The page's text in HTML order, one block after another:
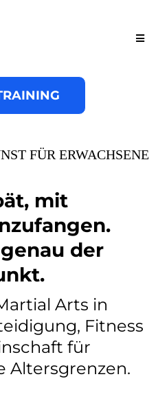
FÜR ERWACHSENE
mit
der
Arts in
Fitness
für
Altersgrenzen.